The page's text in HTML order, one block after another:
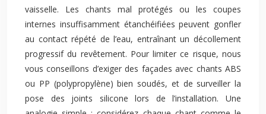
vaisselle. Les chants mal protégés ou les coupes
internes insuffisamment étanchéifiées peuvent gonfler
au contact répété de l’eau, entraînant un décollement
progressif du revêtement. Pour limiter ce risque, nous
vous conseillons d’exiger des façades avec chants ABS
ou PP (polypropylène) bien soudés, et de surveiller la
pose des joints silicone lors de l’installation. Une